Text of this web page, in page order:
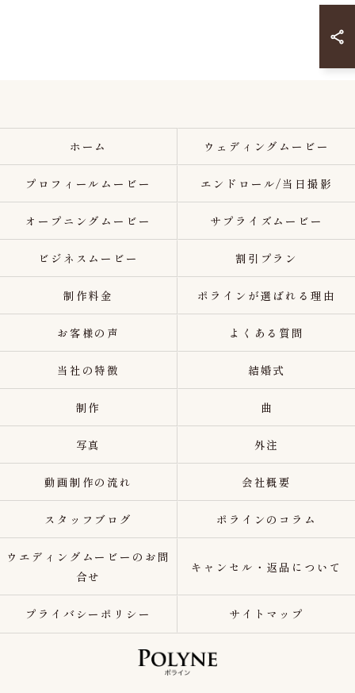
ホーム ウェディングムービー
プロフィールムービー エンドロール/当日撮影
オープニングムービー サプライズムービー
ビジネスムービー 割引プラン
制作料金 ポラインが選ばれる理由
お客様の声 よくある質問
当社の特徴 結婚式
制作 曲
写真 外注
動画制作の流れ 会社概要
スタッフブログ ポラインのコラム
ウエディングムービーのお問
合せ
キャンセル・返品について
プライバシーポリシー サイトマップ